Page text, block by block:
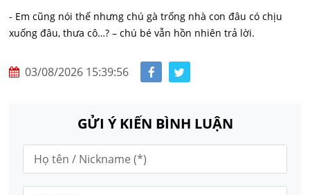
- Em cũng nói thế nhưng chú gà trống nhà con đâu có chịu
xuống đâu, thưa cô…? – chú bé vẫn hồn nhiên trả lời.
03/08/2026 15:39:56
GỬI Ý KIẾN BÌNH LUẬN